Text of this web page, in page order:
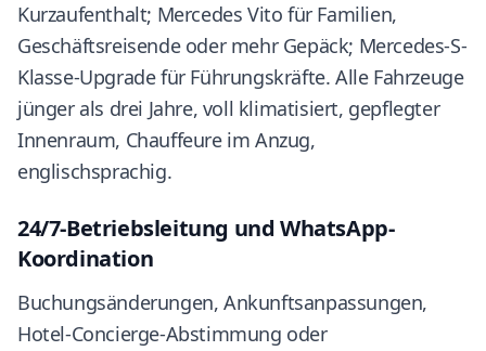
Kurzaufenthalt; Mercedes Vito für Familien,
Geschäftsreisende oder mehr Gepäck; Mercedes-S-
Klasse-Upgrade für Führungskräfte. Alle Fahrzeuge
jünger als drei Jahre, voll klimatisiert, gepflegter
Innenraum, Chauffeure im Anzug,
englischsprachig.
24/7-Betriebsleitung und WhatsApp-
Koordination
Buchungsänderungen, Ankunftsanpassungen,
Hotel-Concierge-Abstimmung oder